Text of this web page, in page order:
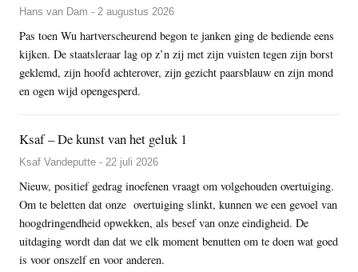
Hans van Dam - 2 augustus 2026
Pas toen Wu hartverscheurend begon te janken ging de bediende eens
kijken. De staatsleraar lag op z’n zij met zijn vuisten tegen zijn borst
geklemd, zijn hoofd achterover, zijn gezicht paarsblauw en zijn mond
en ogen wijd opengesperd.
Ksaf – De kunst van het geluk 1
Ksaf Vandeputte - 22 juli 2026
Nieuw, positief gedrag inoefenen vraagt om volgehouden overtuiging.
Om te beletten dat onze overtuiging slinkt, kunnen we een gevoel van
hoogdringendheid opwekken, als besef van onze eindigheid. De
uitdaging wordt dan dat we elk moment benutten om te doen wat goed
is voor onszelf en voor anderen.